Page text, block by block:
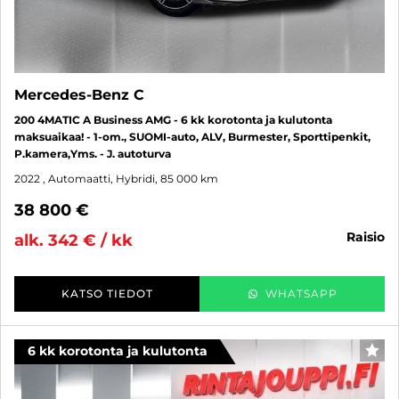
Mercedes-Benz C
200 4MATIC A Business AMG - 6 kk korotonta ja kulutonta
maksuaikaa! - 1-om., SUOMI-auto, ALV, Burmester, Sporttipenkit,
P.kamera,Yms. - J. autoturva
2022 , Automaatti, Hybridi, 85 000 km
38 800 €
alk. 342 € / kk
raisio
KATSO TIEDOT WHATSAPP
6 kk korotonta ja kulutonta